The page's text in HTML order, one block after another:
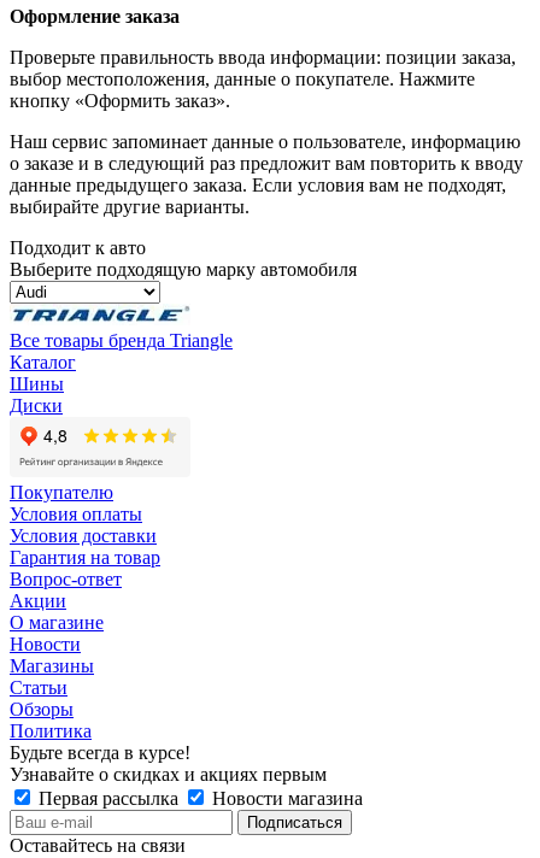
Оформление заказа
Проверьте правильность ввода информации: позиции заказа,
выбор местоположения, данные о покупателе. Нажмите
кнопку «Оформить заказ».
Наш сервис запоминает данные о пользователе, информацию
о заказе и в следующий раз предложит вам повторить к вводу
данные предыдущего заказа. Если условия вам не подходят,
выбирайте другие варианты.
Подходит к авто
Выберите подходящую марку автомобиля
Все товары бренда Triangle
Каталог
Шины
Диски
Покупателю
Условия оплаты
Условия доставки
Гарантия на товар
Вопрос-ответ
Акции
О магазине
Новости
Магазины
Статьи
Обзоры
Политика
Будьте всегда в курсе!
Узнавайте о скидках и акциях первым
Первая рассылка
Новости магазина
Оставайтесь на связи